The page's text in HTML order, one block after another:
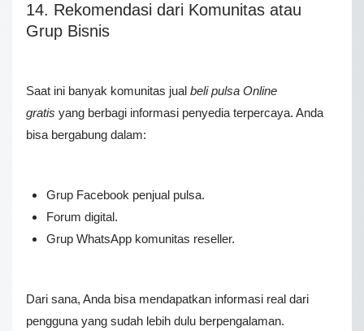
14. Rekomendasi dari Komunitas atau
Grup Bisnis
Saat ini banyak komunitas jual beli pulsa Online
gratis yang berbagi informasi penyedia terpercaya. Anda
bisa bergabung dalam:
Grup Facebook penjual pulsa.
Forum digital.
Grup WhatsApp komunitas reseller.
Dari sana, Anda bisa mendapatkan informasi real dari
pengguna yang sudah lebih dulu berpengalaman.